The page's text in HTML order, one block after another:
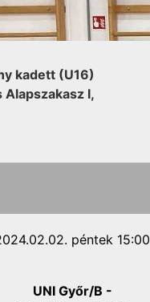
kadett (U16)
Alapszakasz I,
péntek 15:00
UNI Győr/B -